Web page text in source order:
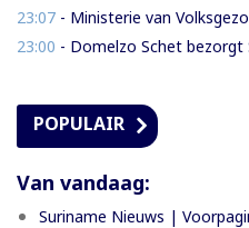
23:07 - Ministerie van Volksgezondheid onderzoekt
23:00 - Domelzo Schet bezorgt Suriname
POPULAIR
Van vandaag:
Suriname Nieuws |